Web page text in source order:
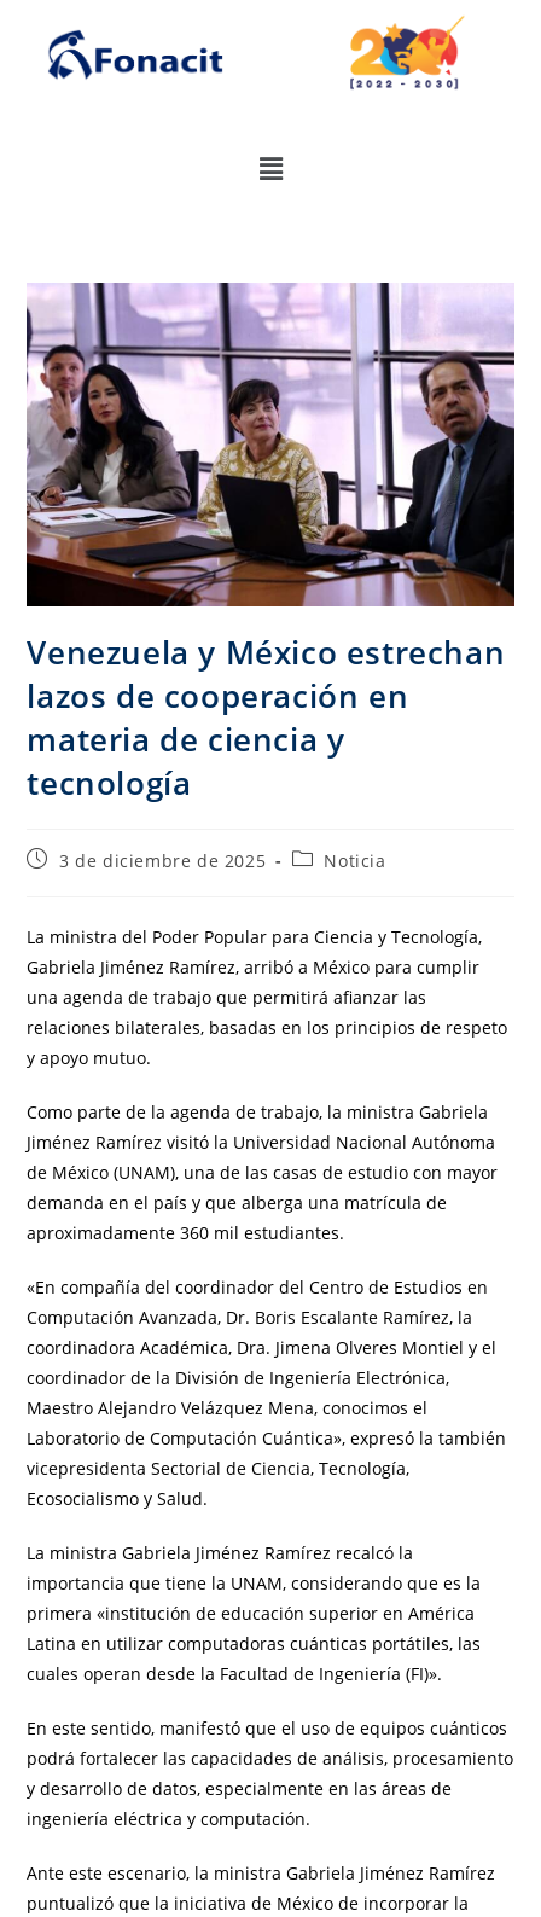
Venezuela y México estrechan
lazos de cooperación en
materia de ciencia y
tecnología
3 de diciembre de 2025 Noticia
La ministra del Poder Popular para Ciencia y Tecnología,
Gabriela Jiménez Ramírez, arribó a México para cumplir
una agenda de trabajo que permitirá afianzar las
relaciones bilaterales, basadas en los principios de respeto
y apoyo mutuo.
Como parte de la agenda de trabajo, la ministra Gabriela
Jiménez Ramírez visitó la Universidad Nacional Autónoma
de México (UNAM), una de las casas de estudio con mayor
demanda en el país y que alberga una matrícula de
aproximadamente 360 mil estudiantes.
«En compañía del coordinador del Centro de Estudios en
Computación Avanzada, Dr. Boris Escalante Ramírez, la
coordinadora Académica, Dra. Jimena Olveres Montiel y el
coordinador de la División de Ingeniería Electrónica,
Maestro Alejandro Velázquez Mena, conocimos el
Laboratorio de Computación Cuántica», expresó la también
vicepresidenta Sectorial de Ciencia, Tecnología,
Ecosocialismo y Salud.
La ministra Gabriela Jiménez Ramírez recalcó la
importancia que tiene la UNAM, considerando que es la
primera «institución de educación superior en América
Latina en utilizar computadoras cuánticas portátiles, las
cuales operan desde la Facultad de Ingeniería (FI)».
En este sentido, manifestó que el uso de equipos cuánticos
podrá fortalecer las capacidades de análisis, procesamiento
y desarrollo de datos, especialmente en las áreas de
ingeniería eléctrica y computación.
Ante este escenario, la ministra Gabriela Jiménez Ramírez
puntualizó que la iniciativa de México de incorporar la